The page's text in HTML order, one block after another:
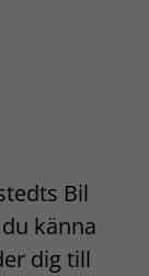
Bil
känna
dig till